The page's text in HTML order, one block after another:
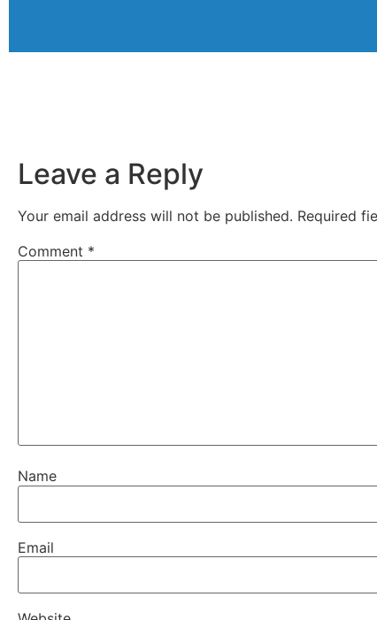
Leave a Reply
Your email address will not be published. Required
Comment *
Name
Email